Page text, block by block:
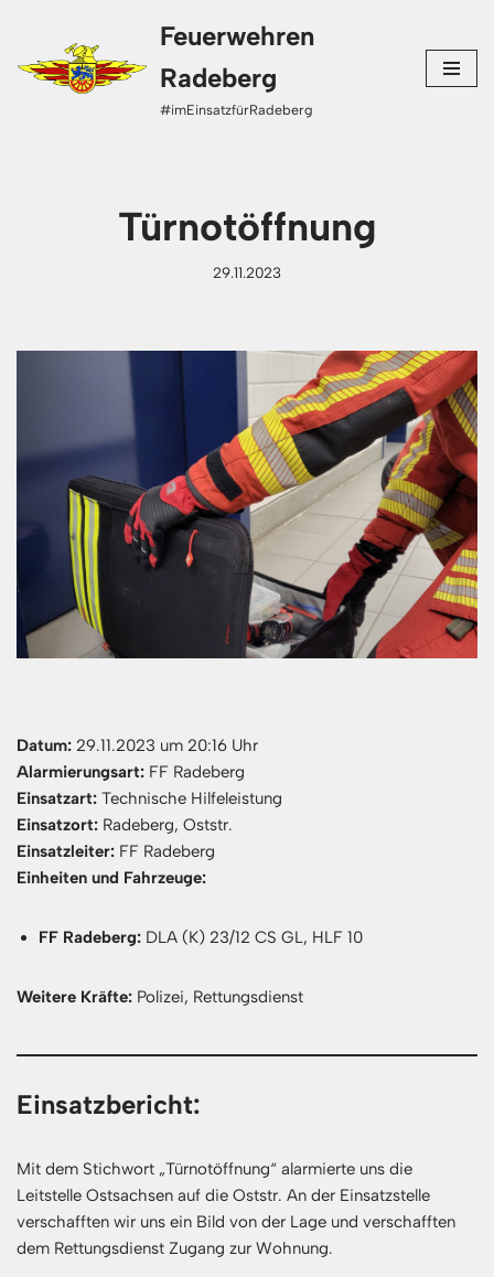
Zum
Inhalt
Feuerwehren
Radeberg
#imEinsatzfürRadeberg
Türnotöffnung
29.11.2023
Datum: 29.11.2023 um 20:16 Uhr
Alarmierungsart: FF Radeberg
Einsatzart: Technische Hilfeleistung
Einsatzort: Radeberg, Oststr.
Einsatzleiter: FF Radeberg
Einheiten und Fahrzeuge:
FF Radeberg: DLA (K) 23/12 CS GL, HLF 10
Weitere Kräfte: Polizei, Rettungsdienst
Einsatzbericht:
Mit dem Stichwort „Türnotöffnung“ alarmierte uns die
Leitstelle Ostsachsen auf die Oststr. An der Einsatzstelle
verschafften wir uns ein Bild von der Lage und verschafften
dem Rettungsdienst Zugang zur Wohnung.